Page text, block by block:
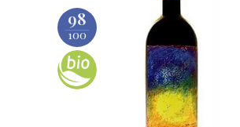
98
100